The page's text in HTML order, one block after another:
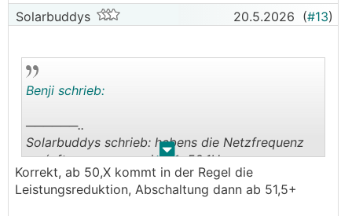
Solarbuddys 20.5.2026 (#13)
. .
Benji schrieb:
──────..
Solarbuddys schrieb: hebens die Netzfrequenz
an (oft nur ganz wenig z.b 50,1Hz
───────────────
Korrekt, ab 50,X kommt in der Regel die
Leistungsreduktion, Abschaltung dann ab 51,5+